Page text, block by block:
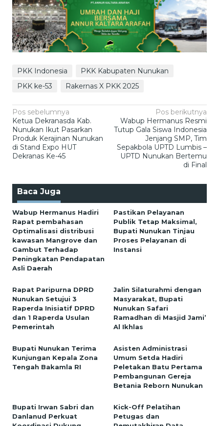
PKK Indonesia
PKK Kabupaten Nunukan
PKK ke-53
Rakernas X PKK 2025
Navigasi
pos
Pos sebelumnya
Ketua Dekranasda Kab.
Nunukan Ikut Pasarkan
Produk Kerajinan Nunukan
di Stand Expo HUT
Dekranas Ke-45
Pos berikutnya
Wabup Hermanus Resmi
Tutup Gala Siswa Indonesia
Jenjang SMP, Tim
Sepakbola UPTD Lumbis –
UPTD Nunukan Bertemu
di Final
Baca Juga
Wabup Hermanus Hadiri
Rapat pembahasan
Optimalisasi distribusi
kawasan Mangrove dan
Gambut Terhadap
Peningkatan Pendapatan
Asli Daerah
Pastikan Pelayanan
Publik Tetap Maksimal,
Bupati Nunukan Tinjau
Proses Pelayanan di
Instansi
Rapat Paripurna DPRD
Nunukan Setujui 3
Raperda Inisiatif DPRD
dan 1 Raperda Usulan
Pemerintah
Jalin Silaturahmi dengan
Masyarakat, Bupati
Nunukan Safari
Ramadhan di Masjid Jami’
Al Ikhlas
Bupati Nunukan Terima
Kunjungan Kepala Zona
Tengah Bakamla RI
Asisten Administrasi
Umum Setda Hadiri
Peletakan Batu Pertama
Pembangunan Gereja
Betania Reborn Nunukan
Bupati Irwan Sabri dan
Danlanud Perkuat
Kick-Off Pelatihan
Petugas dan